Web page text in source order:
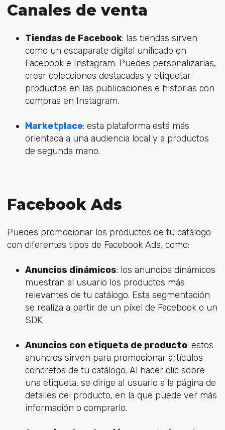
Canales de venta
Tiendas de Facebook: las tiendas sirven
como un escaparate digital unificado en
Facebook e Instagram. Puedes personalizarlas,
crear colecciones destacadas y etiquetar
productos en las publicaciones e historias con
compras en Instagram.
Marketplace: esta plataforma está más
orientada a una audiencia local y a productos
de segunda mano.
Facebook Ads
Puedes promocionar los productos de tu catálogo
con diferentes tipos de Facebook Ads, como:
Anuncios dinámicos: los anuncios dinámicos
muestran al usuario los productos más
relevantes de tu catálogo. Esta segmentación
se realiza a partir de un píxel de Facebook o un
SDK.
Anuncios con etiqueta de producto: estos
anuncios sirven para promocionar artículos
concretos de tu catálogo. Al hacer clic sobre
una etiqueta, se dirige al usuario a la página de
detalles del producto, en la que puede ver más
información o comprarlo.